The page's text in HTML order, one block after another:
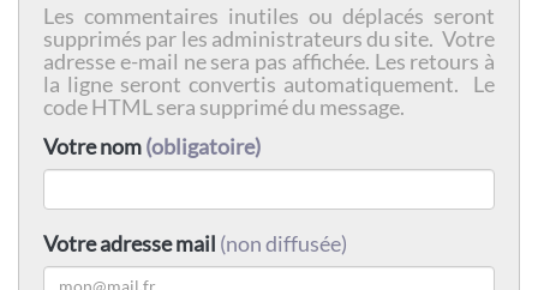
Les commentaires inutiles ou déplacés seront
supprimés par les administrateurs du site. Votre
adresse e-mail ne sera pas affichée. Les retours à
la ligne seront convertis automatiquement. Le
code HTML sera supprimé du message.
Votre nom(obligatoire)
Votre adresse mail (non diffusée)